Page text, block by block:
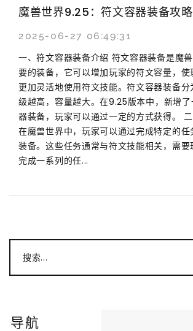
魔兽世界9.25：符文容器装备攻略
2025-06-27 06:49:31
一、符文容器装备介绍 符文容器装备是魔
要的装备，它可以增加玩家的符文容量，
更加灵活地使用符文技能。符文容器装备
级越高，容量越大。在9.25版本中，新增
器装备，玩家可以通过一定的方式获得。
在魔兽世界中，玩家可以通过完成特定的
装备。这些任务通常与符文技能相关，需要
完成一系列的任...
搜索...
导航